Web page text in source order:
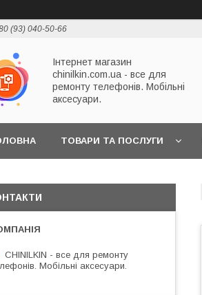
(93) 040-50-66
Інтернет магазин
chinilkin.com.ua - все для
ремонту телефонів. Мобільні
аксесуари.
ТОВАРИ ТА ПОСЛУГИ
CHINILKIN - все для ремонту
Мобільні аксесуари.